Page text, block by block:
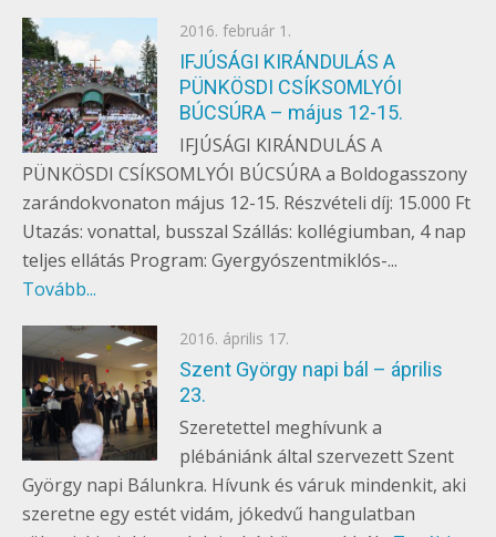
Posted
on
2016. február 1.
IFJÚSÁGI KIRÁNDULÁS A
PÜNKÖSDI CSÍKSOMLYÓI
BÚCSÚRA – május 12-15.
IFJÚSÁGI KIRÁNDULÁS A
PÜNKÖSDI CSÍKSOMLYÓI BÚCSÚRA a Boldogasszony
zarándokvonaton május 12-15. Részvételi díj: 15.000 Ft
Utazás: vonattal, busszal Szállás: kollégiumban, 4 nap
teljes ellátás Program: Gyergyószentmiklós-...
Tovább...
Posted
on
2016. április 17.
Szent György napi bál – április
23.
Szeretettel meghívunk a
plébániánk által szervezett Szent
György napi Bálunkra. Hívunk és váruk mindenkit, aki
szeretne egy estét vidám, jókedvű hangulatban